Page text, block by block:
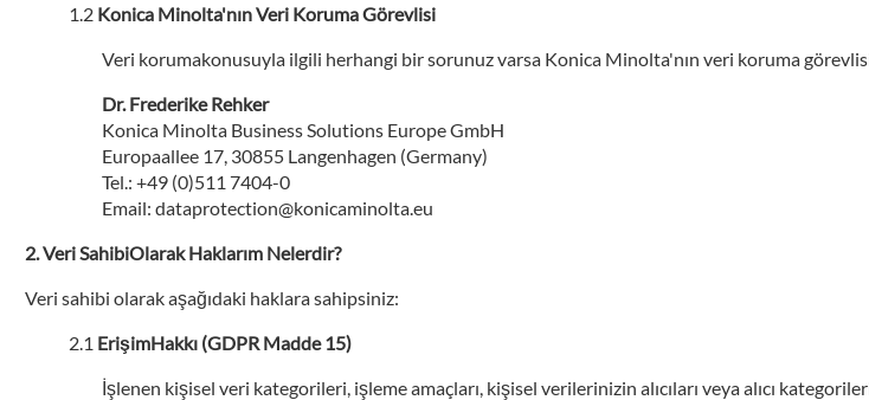
Konica Minolta'nın Veri Koruma Görevlisi
Veri korumakonusuyla ilgili herhangi bir sorunuz varsa Konica Minolta'nın veri koruma
Dr. Frederike Rehker
Konica Minolta Business Solutions Europe GmbH
Europaallee 17, 30855 Langenhagen (Germany)
Tel.: +49 (0)511 7404-0
Email: dataprotection@konicaminolta.eu
Veri SahibiOlarak Haklarım Nelerdir?
Veri sahibi olarak aşağıdaki haklara sahipsiniz:
ErişimHakkı (GDPR Madde 15)
İşlenen kişisel veri kategorileri, işleme amaçları, kişisel verilerinizin alıcıları veya alıcı